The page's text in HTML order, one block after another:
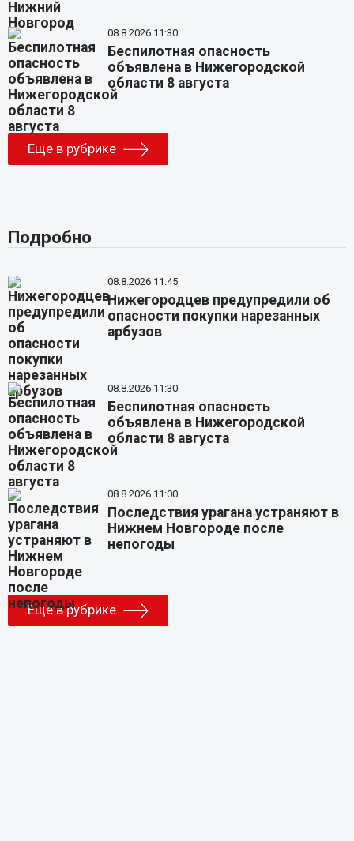
08.8.2026 11:30
Беспилотная опасность
объявлена в Нижегородской
области 8 августа
Еще в рубрике
Подробно
08.8.2026 11:45
Нижегородцев предупредили об
опасности покупки нарезанных
арбузов
08.8.2026 11:30
Беспилотная опасность
объявлена в Нижегородской
области 8 августа
08.8.2026 11:00
Последствия урагана устраняют в
Нижнем Новгороде после
непогоды
Еще в рубрике